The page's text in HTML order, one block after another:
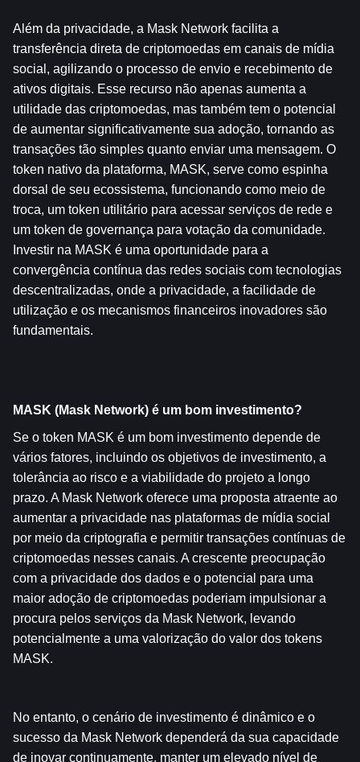
Além da privacidade, a Mask Network facilita a
transferência direta de criptomoedas em canais de mídia
social, agilizando o processo de envio e recebimento de
ativos digitais. Esse recurso não apenas aumenta a
utilidade das criptomoedas, mas também tem o potencial
de aumentar significativamente sua adoção, tornando as
transações tão simples quanto enviar uma mensagem. O
token nativo da plataforma, MASK, serve como espinha
dorsal de seu ecossistema, funcionando como meio de
troca, um token utilitário para acessar serviços de rede e
um token de governança para votação da comunidade.
Investir na MASK é uma oportunidade para a
convergência contínua das redes sociais com tecnologias
descentralizadas, onde a privacidade, a facilidade de
utilização e os mecanismos financeiros inovadores são
fundamentais.
MASK (Mask Network) é um bom investimento?
Se o token MASK é um bom investimento depende de
vários fatores, incluindo os objetivos de investimento, a
tolerância ao risco e a viabilidade do projeto a longo
prazo. A Mask Network oferece uma proposta atraente ao
aumentar a privacidade nas plataformas de mídia social
por meio da criptografia e permitir transações contínuas de
criptomoedas nesses canais. A crescente preocupação
com a privacidade dos dados e o potencial para uma
maior adoção de criptomoedas poderiam impulsionar a
procura pelos serviços da Mask Network, levando
potencialmente a uma valorização do valor dos tokens
MASK.
No entanto, o cenário de investimento é dinâmico e o
sucesso da Mask Network dependerá da sua capacidade
de inovar continuamente, manter um elevado nível de